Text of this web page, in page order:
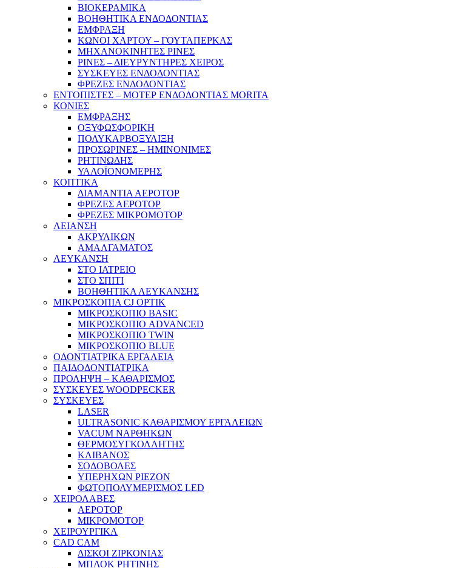
ΒΙΟΚΕΡΑΜΙΚΑ
ΒΟΗΘΗΤΙΚΑ ΕΝΔΟΔΟΝΤΙΑΣ
ΕΜΦΡΑΞΗ
ΚΩΝΟΙ ΧΑΡΤΟΥ – ΓΟΥΤΑΠΕΡΚΑΣ
ΜΗΧΑΝΟΚΙΝΗΤΕΣ ΡΙΝΕΣ
ΡΙΝΕΣ – ΔΙΕΥΡΥΝΤΗΡΕΣ ΧΕΙΡΟΣ
ΣΥΣΚΕΥΕΣ ΕΝΔΟΔΟΝΤΙΑΣ
ΦΡΕΖΕΣ ΕΝΔΟΔΟΝΤΙΑΣ
ΕΝΤΟΠΙΣΤΕΣ – ΜΟΤΕΡ ΕΝΔΟΔΟΝΤΙΑΣ MORITA
ΚΟΝΙΕΣ
ΕΜΦΡΑΞΗΣ
ΟΞΥΦΩΣΦΟΡΙΚΗ
ΠΟΛΥΚΑΡΒΟΞΥΛΙΞΗ
ΠΡΟΣΩΡΙΝΕΣ – ΗΜΙΝΟΝΙΜΕΣ
ΡΗΤΙΝΩΔΗΣ
ΥΑΛΟΪΟΝΟΜΕΡΗΣ
ΚΟΠΤΙΚΑ
ΔΙΑΜΑΝΤΙΑ ΑΕΡΟΤΟΡ
ΦΡΕΖΕΣ ΑΕΡΟΤΟΡ
ΦΡΕΖΕΣ ΜΙΚΡΟΜΟΤΟΡ
ΛΕΙΑΝΣΗ
ΑΚΡΥΛΙΚΩΝ
ΑΜΑΛΓΑΜΑΤΟΣ
ΛΕΥΚΑΝΣΗ
ΣΤΟ ΙΑΤΡΕΙΟ
ΣΤΟ ΣΠΙΤΙ
ΒΟΗΘΗΤΙΚΑ ΛΕΥΚΑΝΣΗΣ
ΜΙΚΡΟΣΚΟΠΙΑ CJ OPTIK
ΜΙΚΡΟΣΚΟΠΙΟ BASIC
ΜΙΚΡΟΣΚΟΠΙΟ ADVANCED
ΜΙΚΡΟΣΚΟΠΙΟ TWIN
ΜΙΚΡΟΣΚΟΠΙΟ BLUE
ΟΔΟΝΤΙΑΤΡΙΚΑ ΕΡΓΑΛΕΙΑ
ΠΑΙΔΟΔΟΝΤΙΑΤΡΙΚΑ
ΠΡΟΛΗΨΗ – ΚΑΘΑΡΙΣΜΟΣ
ΣΥΣΚΕΥΕΣ WOODPECKER
ΣΥΣΚΕΥΕΣ
LASER
ULTRASONIC ΚΑΘΑΡΙΣΜΟΥ ΕΡΓΑΛΕΙΩΝ
VACUM ΝΑΡΘΗΚΩΝ
ΘΕΡΜΟΣΥΓΚΟΛΛΗΤΗΣ
ΚΛΙΒΑΝΟΣ
ΣΟΔΟΒΟΛΕΣ
ΥΠΕΡΗΧΩΝ PIEZON
ΦΩΤΟΠΟΛΥΜΕΡΙΣΜΟΣ LED
ΧΕΙΡΟΛΑΒΕΣ
ΑΕΡΟΤΟΡ
ΜΙΚΡΟΜΟΤΟΡ
ΧΕΙΡΟΥΡΓΙΚΑ
CAD CAM
ΔΙΣΚΟΙ ΖΙΡΚΟΝΙΑΣ
ΜΠΛΟΚ ΡΗΤΙΝΗΣ